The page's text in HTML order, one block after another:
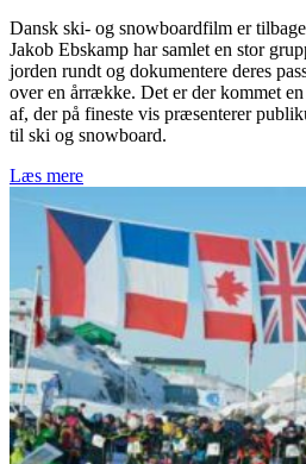
Dansk ski- og snowboardfilm er
Jakob Ebskamp har samlet en stor
jorden rundt og dokumentere deres
over en årrække. Det er der kommet
af, der på fineste vis præsenterer
til ski og snowboard.
Læs mere